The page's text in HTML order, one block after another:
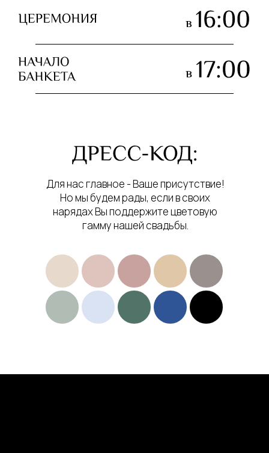
Для нас главное - Ваше присутствие!
Но мы будем рады, если в своих
нарядах Вы поддержите цветовую
гамму нашей свадьбы.